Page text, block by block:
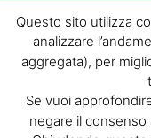
Questo sito utilizza
analizzare
aggregata), per
Se vuoi
negare il consenso